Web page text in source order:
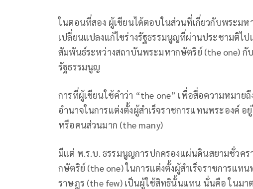
ในตอนที่สอง ผู้เขียนได้ตอบในส่วนที่เกี่ยวกับพระม
เปลี่ยนแปลงแก้ไขร่างรัฐธรรมนูญที่ผ่านประชามติไ
สัมพันธ์​ระหว่างสถาบัน​พระมหากษัตริย์ (the one) ​กั
รัฐธรรมนูญ
การที่ผู้เขียนใช้คำว่า “the one” เพื่อสื่อความหมาย
อำนาจในการแต่งตั้งผู้สำเร็จราชการแทนพระองค์
หรือคนส่วนมาก (the
มีแต่ พ.ร.บ. ธรรมนูญการปกครองแผ่นดินสยามชั่ว
กษัตริย์ (the one) ในการแต่งตั้งผู้สำเร็จราชการแ
ราษฎร (the few) เป็นผู้ใช้สิทธินั้นแทน นั่นคือ ในมา